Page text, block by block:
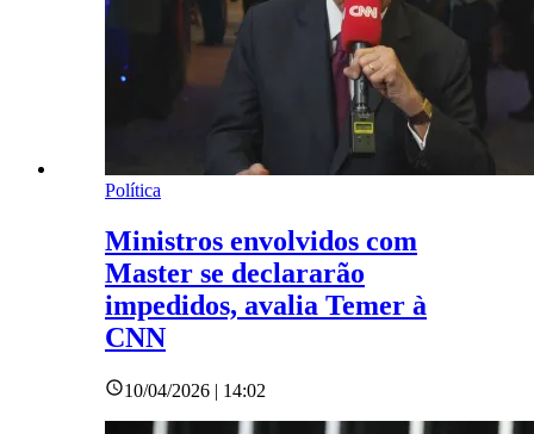
Política
Ministros envolvidos com
Master se declararão
impedidos, avalia Temer à
CNN
10/04/2026 | 14:02